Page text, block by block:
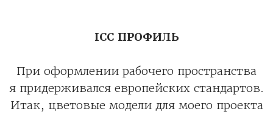
ICC ПРОФИЛЬ
При оформлении рабочего пространства
я придерживался европейских стандартов.
Итак, цветовые модели для моего проекта